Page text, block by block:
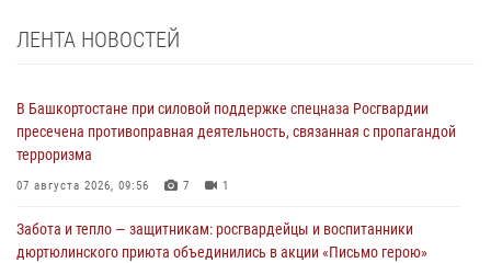
ЛЕНТА НОВОСТЕЙ
В Башкортостане при силовой поддержке спецназа Росгвардии
пресечена противоправная деятельность, связанная с пропагандой
терроризма
07 августа 2026, 09:56 7 1
Забота и тепло — защитникам: росгвардейцы и воспитанники
дюртюлинского приюта объединились в акции «Письмо герою»